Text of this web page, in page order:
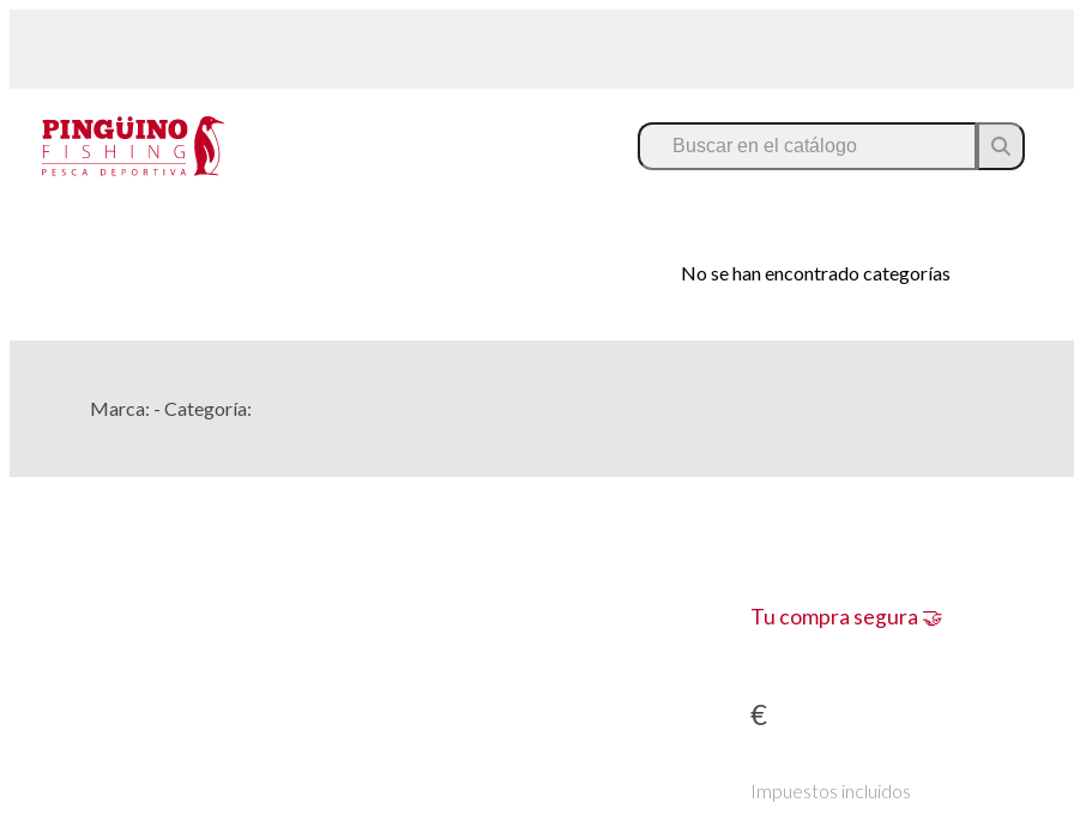
No se han encontrado categorías
Marca: - Categoría:
Tu compra segura 🤝
€
Impuestos incluidos